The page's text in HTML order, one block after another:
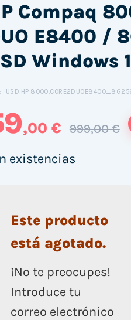
Compaq
E8400 /
Windows
,00 € 999,00 €
existencias
Este producto
está agotado.
¡No te preocupes!
Introduce tu
correo electrónico